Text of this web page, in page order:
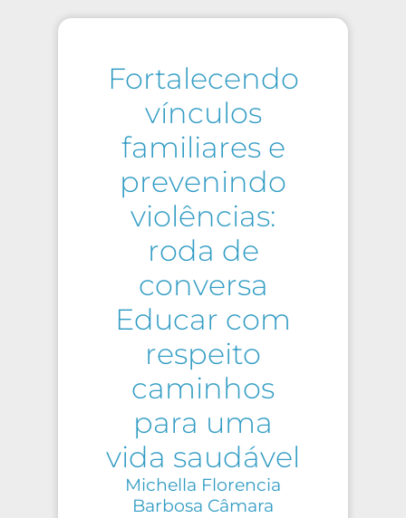
Fortalecendo
vínculos
familiares e
prevenindo
violências:
roda de
conversa
Educar com
respeito
caminhos
para uma
vida saudável
Michella Florencia
Barbosa Câmara